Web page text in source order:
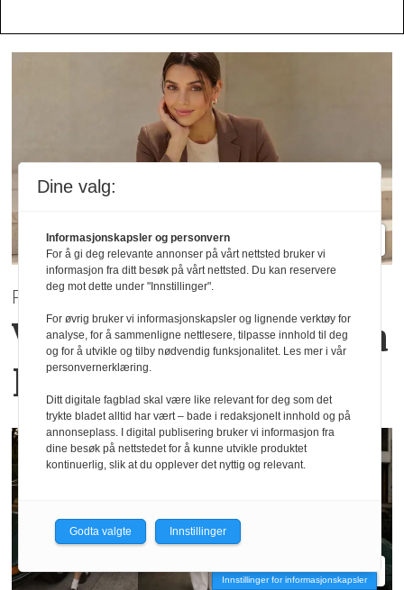
PRE AUTUMN 2026
Varme høsttonerfra
Haust Collection
Innstillinger for informasjonskapsler
Dine valg:
Informasjonskapsler og personvern
For å gi deg relevante annonser på vårt nettsted bruker vi
informasjon fra ditt besøk på vårt nettsted. Du kan reservere
deg mot dette under "Innstillinger".
For øvrig bruker vi informasjonskapsler og lignende verktøy for
analyse, for å sammenligne nettlesere, tilpasse innhold til deg
og for å utvikle og tilby nødvendig funksjonalitet. Les mer i vår
personvernerklæring.
Ditt digitale fagblad skal være like relevant for deg som det
trykte bladet alltid har vært – bade i redaksjonelt innhold og på
annonseplass. I digital publisering bruker vi informasjon fra
dine besøk på nettstedet for å kunne utvikle produktet
kontinuerlig, slik at du opplever det nyttig og relevant.
Godta valgte Innstillinger